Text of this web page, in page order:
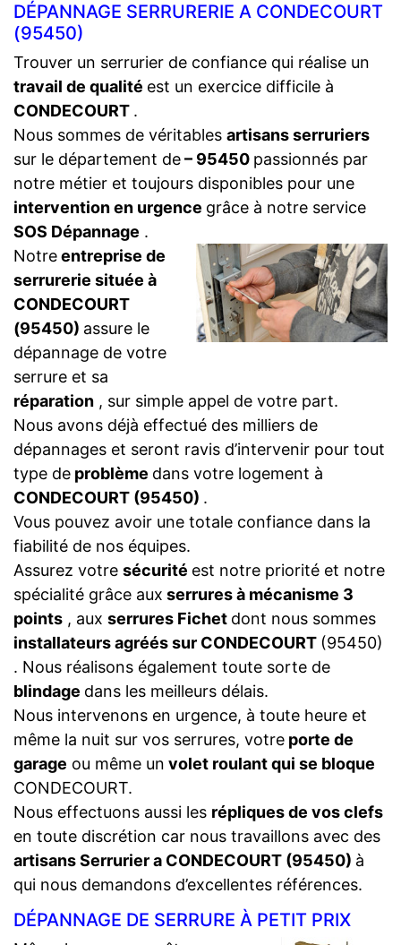
DÉPANNAGE SERRURERIE A CONDECOURT
(95450)
Trouver un serrurier de confiance qui réalise un
travail de qualité est un exercice difficile à
CONDECOURT .
Nous sommes de véritables artisans serruriers
sur le département de– 95450 passionnés par
notre métier et toujours disponibles pour une
intervention en urgence grâce à notre service
SOS Dépannage .
Notreentreprise de
serrurerie située à
CONDECOURT
(95450) assure le
dépannage de votre
serrure et sa
réparation , sur simple appel de votre part.
Nous avons déjà effectué des milliers de
dépannages et seront ravis d’intervenir pour tout
type de problème dans votre logement à
CONDECOURT (95450) .
Vous pouvez avoir une totale confiance dans la
fiabilité de nos équipes.
Assurez votre sécurité est notre priorité et notre
spécialité grâce aux serrures à mécanisme 3
points , aux serrures Fichet dont nous sommes
installateurs agréés sur CONDECOURT (95450)
. Nous réalisons également toute sorte de
blindage dans les meilleurs délais.
Nous intervenons en urgence, à toute heure et
même la nuit sur vos serrures, votre porte de
garage ou même un volet roulant qui se bloque
CONDECOURT.
Nous effectuons aussi les répliques de vos clefs
en toute discrétion car nous travaillons avec des
artisans Serrurier a CONDECOURT (95450) à
qui nous demandons d’excellentes références.
DÉPANNAGE DE SERRURE À PETIT PRIX